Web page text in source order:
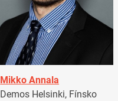
Mikko Annala
Demos Helsinki, Fínsko